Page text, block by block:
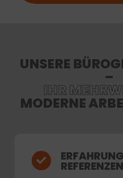
UNSERE
–
IHR
MODERNE
REFERENZEN